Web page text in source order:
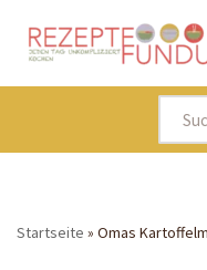
Zum
Inhalt
Startseite » Omas